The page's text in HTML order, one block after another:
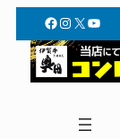
Facebook
Instagram
X